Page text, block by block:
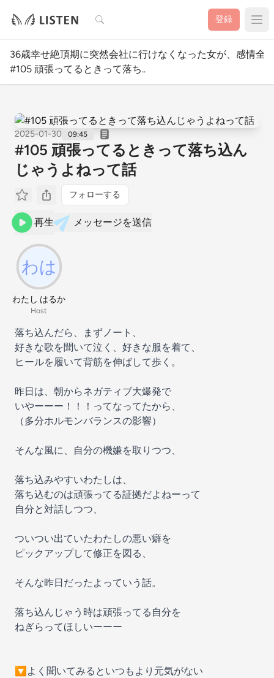
検索 登録
36歳幸せ絶頂期に突然会社に行けなくなった女が、感情全
#105 頑張ってるときって落ち..
2025-01-30 09:45
#105 頑張ってるときって落ち込ん
じゃうよねって話
フォローする
再生 メッセージを送信
わたし はるか
Host
落ち込んだら、まずノート、
好きな歌を聞いて泣く、好きな服を着て、
ヒールを履いて背筋を伸ばして歩く。
昨日は、朝からネガティブ大爆発で
いやーーー！！！ってなってたから、
（多分ホルモンバランスの影響）
そんな風に、自分の機嫌を取りつつ、
落ち込みやすいわたしは、
落ち込むのは頑張ってる証拠だよねーって
自分と対話しつつ、
ついつい出ていたわたしの悪い癖を
ピックアップして修正を図る、
そんな昨日だったよっていう話。
落ち込んじゃう時は頑張ってる自分を
ねぎらってほしいーーー
🔽よく聞いてみるといつもより元気がない